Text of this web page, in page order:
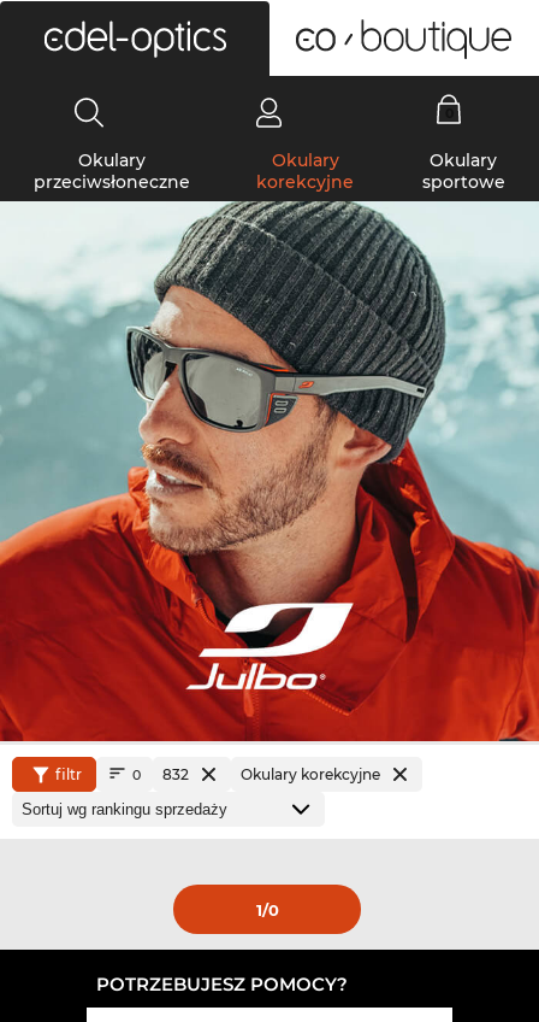
Okulary
przeciwsłoneczne
Okulary
korekcyjne
Okulary
sportowe
filtr 0 832 Okulary korekcyjne
1/0
POTRZEBUJESZ POMOCY?